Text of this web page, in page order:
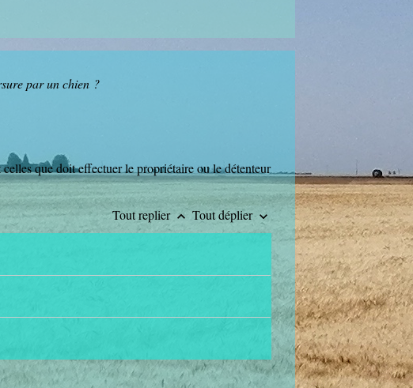
par un chien ?
que doit effectuer le propriétaire ou le détenteur
Tout replier keyboard_arrow_up Tout déplierkeyboard_arrow_down